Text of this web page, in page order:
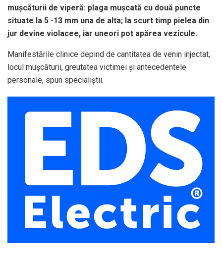
mușcăturii de viperă: plaga mușcată cu două puncte
situate la 5 -13 mm una de alta; la scurt timp pielea din
jur devine violacee, iar uneori pot apărea vezicule.
Manifestările clinice depind de cantitatea de venin injectat,
locul mușcăturii, greutatea victimei și antecedentele
personale, spun specialiștii.